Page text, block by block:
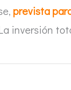
prevista
inversión